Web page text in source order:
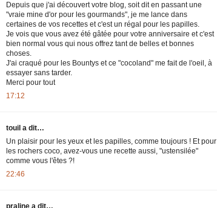
Depuis que j'ai découvert votre blog, soit dit en passant une
"vraie mine d'or pour les gourmands", je me lance dans
certaines de vos recettes et c'est un régal pour les papilles.
Je vois que vous avez été gâtée pour votre anniversaire et c'est
bien normal vous qui nous offrez tant de belles et bonnes
choses.
J'ai craqué pour les Bountys et ce "cocoland" me fait de l'oeil, à
essayer sans tarder.
Merci pour tout
17:12
touil a dit…
Un plaisir pour les yeux et les papilles, comme toujours ! Et pour
les rochers coco, avez-vous une recette aussi, "ustensilée"
comme vous l'êtes ?!
22:46